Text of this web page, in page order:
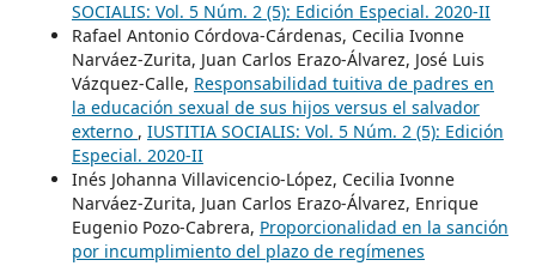
SOCIALIS: Vol. 5 Núm. 2 (5): Edición Especial. 2020-II
Rafael Antonio Córdova-Cárdenas, Cecilia Ivonne
Narváez-Zurita, Juan Carlos Erazo-Álvarez, José Luis
Vázquez-Calle, Responsabilidad tuitiva de padres en
la educación sexual de sus hijos versus el salvador
externo , IUSTITIA SOCIALIS: Vol. 5 Núm. 2 (5): Edición
Especial. 2020-II
Inés Johanna Villavicencio-López, Cecilia Ivonne
Narváez-Zurita, Juan Carlos Erazo-Álvarez, Enrique
Eugenio Pozo-Cabrera, Proporcionalidad en la sanción
por incumplimiento del plazo de regímenes